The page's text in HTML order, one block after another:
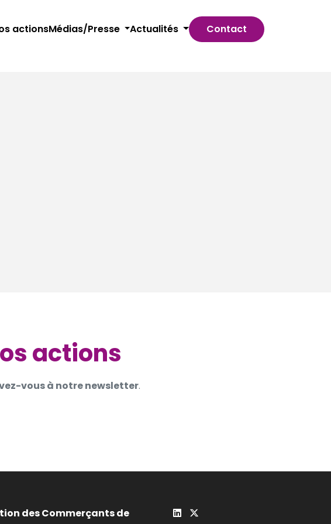
actionsMédias/Presse Actualités Contact
actions
vous à notre newsletter.
des Commerçants de